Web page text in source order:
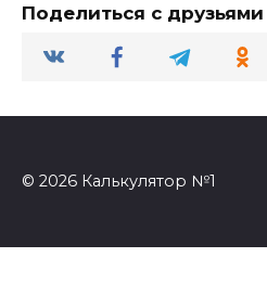
Поделиться с друзьями
© 2026 Калькулятор №1